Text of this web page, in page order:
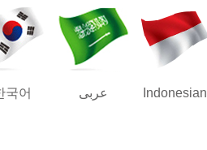
국어 عربى Indonesian